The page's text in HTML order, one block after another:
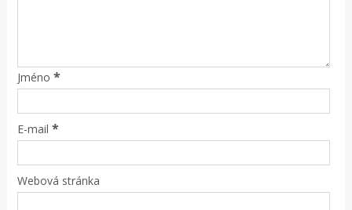
Jméno *
E-mail *
Webová stránka